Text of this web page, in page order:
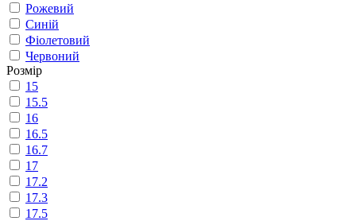
Рожевий
Синій
Фіолетовий
Червоний
Розмір
15
15.5
16
16.5
16.7
17
17.2
17.3
17.5